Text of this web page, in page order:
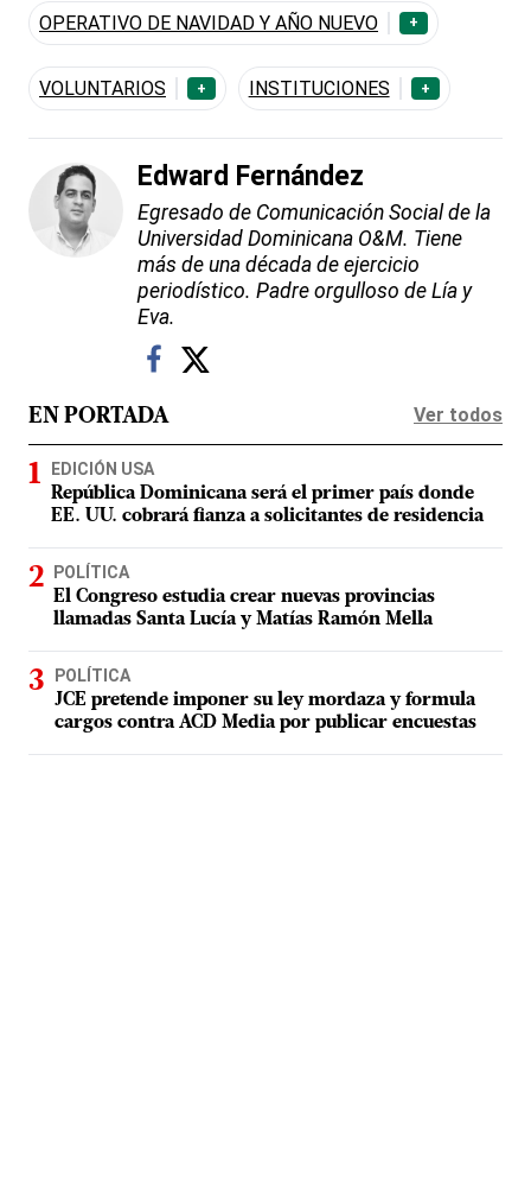
OPERATIVO DE NAVIDAD Y AÑO NUEVO +
VOLUNTARIOS + INSTITUCIONES +
Edward Fernández
Egresado de Comunicación Social de la
Universidad Dominicana O&M. Tiene
más de una década de ejercicio
periodístico. Padre orgulloso de Lía y
Eva.
EN PORTADA Ver todos
EDICIÓN USA
República Dominicana será el primer país donde
EE. UU. cobrará fianza a solicitantes de residencia
POLÍTICA
El Congreso estudia crear nuevas provincias
llamadas Santa Lucía y Matías Ramón Mella
POLÍTICA
JCE pretende imponer su ley mordaza y formula
cargos contra ACD Media por publicar encuestas